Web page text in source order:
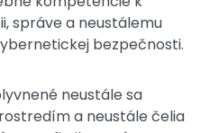
správe a neustálemu
bezpečnosti.
neustále sa
a neustále čelia